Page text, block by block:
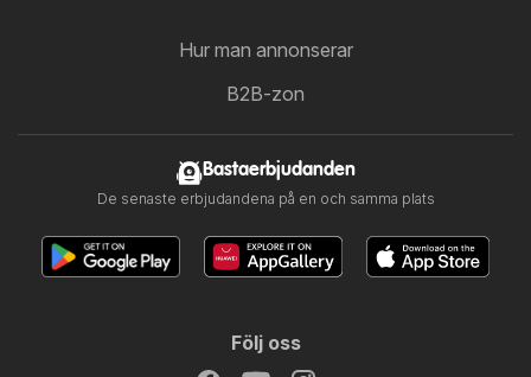
Hur man annonserar
B2B-zon
Bastaerbjudanden
De senaste erbjudandena på en och samma plats
Följ oss